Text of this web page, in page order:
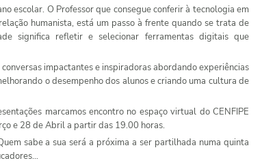
escolar. O Professor que consegue conferir à tecnologia em
humanista, está um passo à frente quando se trata de
significa refletir e selecionar ferramentas digitais que
impactantes e inspiradoras abordando experiências
o desempenho dos alunos e criando uma cultura de
marcamos encontro no espaço virtual do CENFIPE
e 28 de Abril a partir das 19.00 horas.
sabe a sua será a próxima a ser partilhada numa quinta